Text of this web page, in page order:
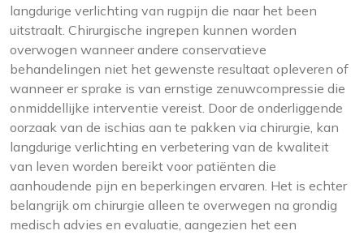
langdurige verlichting van rugpijn die naar het been
uitstraalt. Chirurgische ingrepen kunnen worden
overwogen wanneer andere conservatieve
behandelingen niet het gewenste resultaat opleveren of
wanneer er sprake is van ernstige zenuwcompressie die
onmiddellijke interventie vereist. Door de onderliggende
oorzaak van de ischias aan te pakken via chirurgie, kan
langdurige verlichting en verbetering van de kwaliteit
van leven worden bereikt voor patiënten die
aanhoudende pijn en beperkingen ervaren. Het is echter
belangrijk om chirurgie alleen te overwegen na grondig
medisch advies en evaluatie, aangezien het een